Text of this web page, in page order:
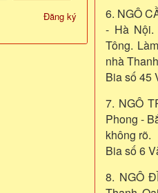
6. NGÔ
- Hà Nội.
Tông.
nhà
Bia số 45
7. NGÔ
Phong -
không rõ.
Bia số 6
8. NGÔ
Đăng ký